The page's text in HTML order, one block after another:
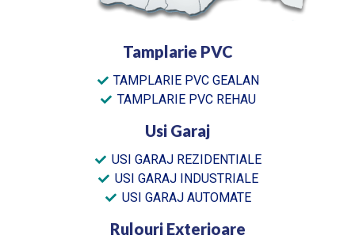
Tamplarie PVC
TAMPLARIE PVC GEALAN
TAMPLARIE PVC REHAU
Usi Garaj
USI GARAJ REZIDENTIALE
USI GARAJ INDUSTRIALE
USI GARAJ AUTOMATE
Rulouri Exterioare